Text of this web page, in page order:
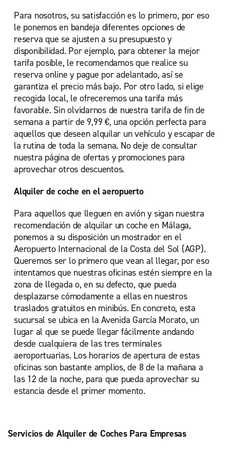
Para nosotros, su satisfacción es lo primero, por eso
le ponemos en bandeja diferentes opciones de
reserva que se ajusten a su presupuesto y
disponibilidad. Por ejemplo, para obtener la mejor
tarifa posible, le recomendamos que realice su
reserva online y pague por adelantado, así se
garantiza el precio más bajo. Por otro lado, si elige
recogida local, le ofreceremos una tarifa más
favorable. Sin olvidarnos de nuestra tarifa de fin de
semana a partir de 9,99 €, una opción perfecta para
aquellos que deseen alquilar un vehículo y escapar de
la rutina de toda la semana. No deje de consultar
nuestra página de ofertas y promociones para
aprovechar otros descuentos.
Alquiler de coche en el aeropuerto
Para aquellos que lleguen en avión y sigan nuestra
recomendación de alquilar un coche en Málaga,
ponemos a su disposición un mostrador en el
Aeropuerto Internacional de la Costa del Sol (AGP).
Queremos ser lo primero que vean al llegar, por eso
intentamos que nuestras oficinas estén siempre en la
zona de llegada o, en su defecto, que pueda
desplazarse cómodamente a ellas en nuestros
traslados gratuitos en minibús. En concreto, esta
sucursal se ubica en la Avenida García Morato, un
lugar al que se puede llegar fácilmente andando
desde cualquiera de las tres terminales
aeroportuarias. Los horarios de apertura de estas
oficinas son bastante amplios, de 8 de la mañana a
las 12 de la noche, para que pueda aprovechar su
estancia desde el primer momento.
Servicios de Alquiler de Coches Para Empresas